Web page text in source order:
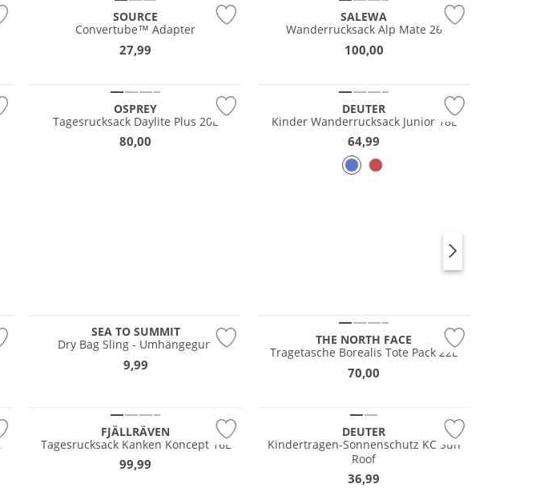
SOURCE
Convertube™ Adapter
27,99
SALEWA
Wanderrucksack Alp Mate 26
100,00
OSPREY
Tagesrucksack Daylite Plus 20L
80,00
DEUTER
Kinder Wanderrucksack Junior 18L
64,99
TREKKING­RUCKSÄCKE
SEA TO SUMMIT
Dry Bag Sling - Umhängegurt
9,99
THE NORTH FACE
Tragetasche Borealis Tote Pack 22L
70,00
FJÄLLRÄVEN
Tagesrucksack Kanken Koncept 16L
99,99
DEUTER
Kindertragen-Sonnenschutz KC Sun
Roof
36,99